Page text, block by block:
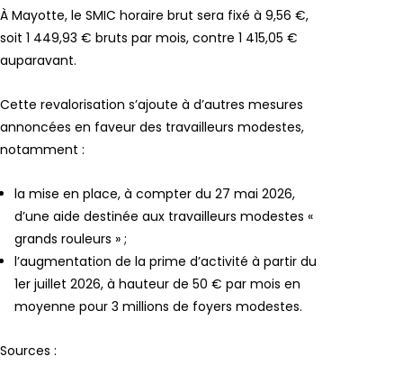
À Mayotte, le SMIC horaire brut sera fixé à 9,56 €,
soit 1 449,93 € bruts par mois, contre 1 415,05 €
auparavant.
Cette revalorisation s’ajoute à d’autres mesures
annoncées en faveur des travailleurs modestes,
notamment :
la mise en place, à compter du 27 mai 2026,
d’une aide destinée aux travailleurs modestes «
grands rouleurs » ;
l’augmentation de la prime d’activité à partir du
1er juillet 2026, à hauteur de 50 € par mois en
moyenne pour 3 millions de foyers modestes.
Sources :